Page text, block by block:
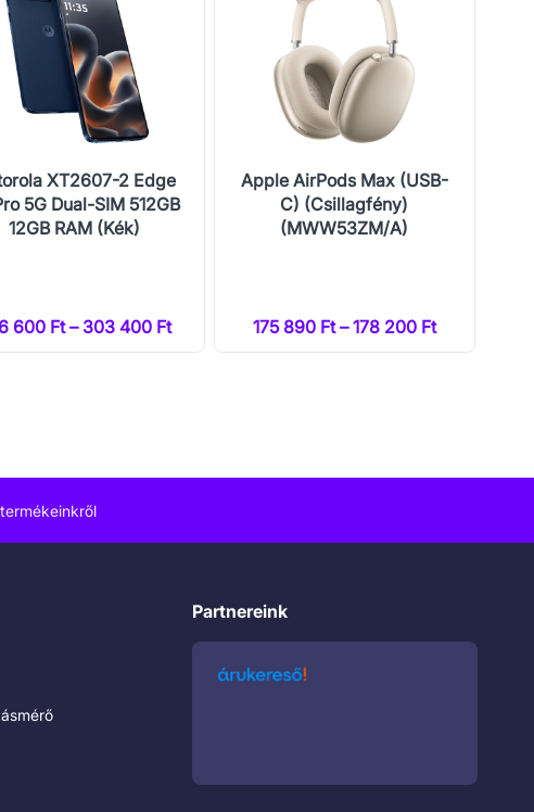
XT2607-2 Edge
5G Dual-SIM 512GB
12GB RAM (Kék)
600 Ft – 303 400 Ft
Apple AirPods Max (USB-
C) (Csillagfény)
(MWW53ZM/A)
175 890 Ft – 178 200 Ft
Partnereink